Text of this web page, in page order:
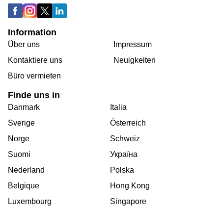
Information
Über uns
Kontaktiere uns
Büro vermieten
Impressum
Neuigkeiten
Finde uns in
Danmark
Sverige
Norge
Suomi
Nederland
Belgique
Luxembourg
Italia
Österreich
Schweiz
Україна
Polska
Hong Kong
Singapore